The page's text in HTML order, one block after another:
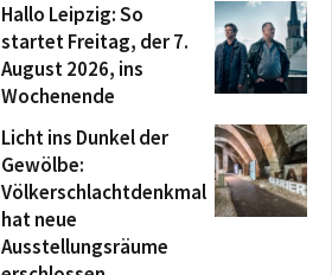
Hallo Leipzig: So
startet Freitag, der 7.
August 2026, ins
Wochenende
Licht ins Dunkel der
Gewölbe:
Völkerschlachtdenkmal
hat neue
Ausstellungsräume